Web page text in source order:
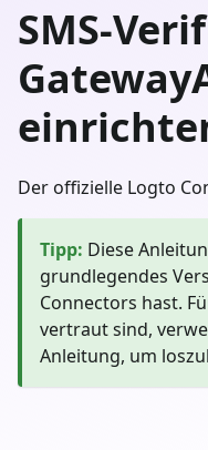
SMS-
Der offizielle Logto
Tipp: Diese
grundlegendes
Connectors hast.
vertraut sind,
Anleitung, um